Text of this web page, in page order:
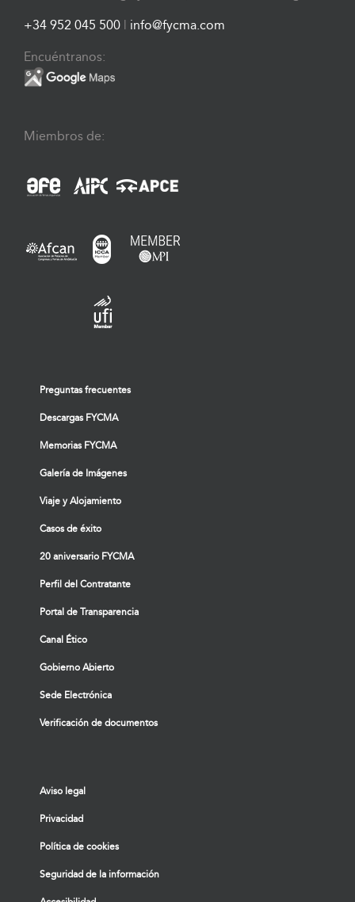
+34 952 045 500 | info@fycma.com
Encuéntranos:
Miembros de:
Preguntas frecuentes
Descargas FYCMA
Memorias FYCMA
Galería de Imágenes
Viaje y Alojamiento
Casos de éxito
20 aniversario FYCMA
Perfil del Contratante
Portal de Transparencia
Canal Ético
Gobierno Abierto
Sede Electrónica
Verificación de documentos
Aviso legal
Privacidad
Política de cookies
Seguridad de la información